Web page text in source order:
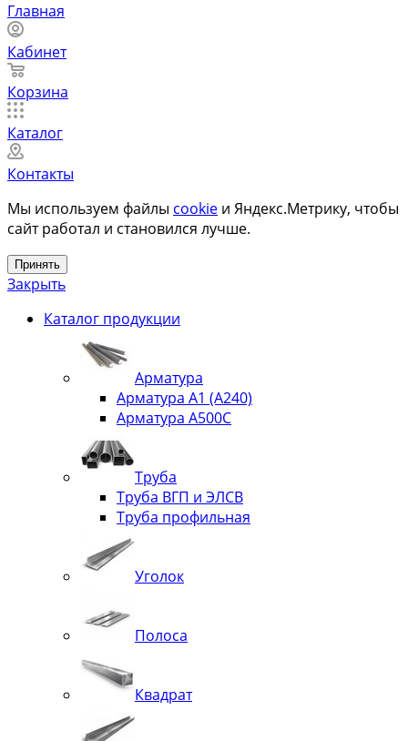
Главная
Кабинет
Корзина
Каталог
Контакты
Мы используем файлы cookie и Яндекс.Метрику, чтобы
сайт работал и становился лучше.
Принять
Закрыть
Каталог продукции
Арматура
Арматура А1 (А240)
Арматура А500С
Труба
Труба ВГП и ЭЛСВ
Труба профильная
Уголок
Полоса
Квадрат